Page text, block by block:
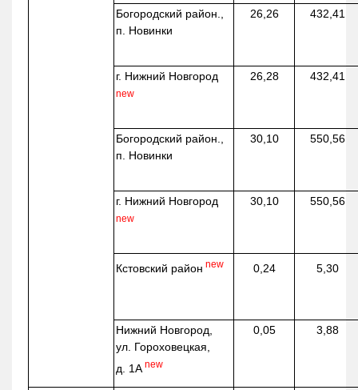
Богородский район.,
п. Новинки
26,26 432,41
г. Нижний Новгород
new
26,28 432,41
Богородский район.,
п. Новинки
30,10 550,56
г. Нижний Новгород
new
30,10 550,56
Кстовский район new 0,24 5,30
Нижний Новгород,
ул. Гороховецкая,
д. 1А new
0,05 3,88